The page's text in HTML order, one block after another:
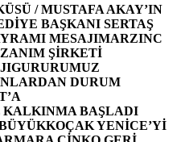
/ MUSTAFA AKAY’IN
BAŞKANI SERTAŞ
MESAJIMARZINC
ŞİRKETİ
GURURUMUZ
DURUM
KALKINMA BAŞLADI
YENİCE’Yİ